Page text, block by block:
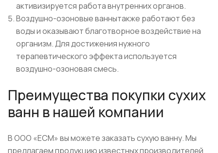
активизируется работа внутренних органов.
Воздушно-озоновые ваннытакже работают без
воды и оказывают благотворное воздействие на
организм. Для достижения нужного
терапевтического эффекта используется
воздушно-озоновая смесь.
Преимущества покупки сухих
ванн в нашей компании
В ООО «ЕСМ» вы можете заказать сухую ванну. Мы
предлагаем продукцию известных производителей